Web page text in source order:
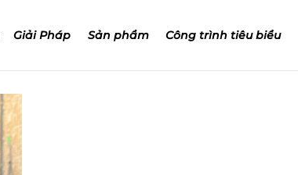
Giải Pháp Sản phẩm Công trình tiêu biểu